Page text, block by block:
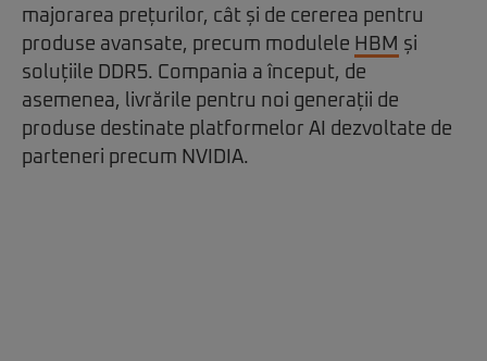
majorarea prețurilor, cât și de cererea pentru
produse avansate, precum modulele HBM și
soluțiile DDR5. Compania a început, de
asemenea, livrările pentru noi generații de
produse destinate platformelor AI dezvoltate de
parteneri precum NVIDIA.